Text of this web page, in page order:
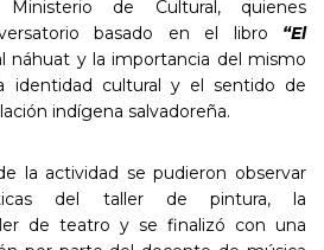
Ministerio de Cultural, quienes
basado en el libro “El
náhuat y la importancia del mismo
identidad cultural y el sentido de
indígena salvadoreña.
la actividad se pudieron observar
del taller de pintura, la
de teatro y se finalizó con una